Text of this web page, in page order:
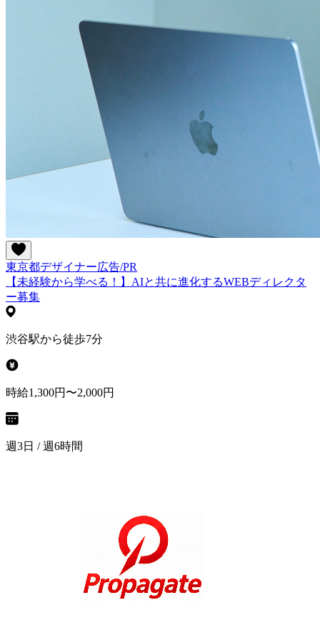
東京都デザイナー広告/PR
【未経験から学べる！】AIと共に進化するWEBディレクタ
ー募集
渋谷駅から徒歩7分
時給1,300円〜2,000円
週3日 / 週6時間